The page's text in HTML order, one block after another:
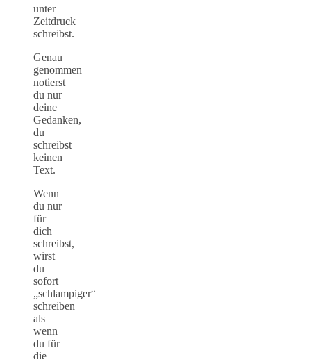
unter
Zeitdruck
schreibst.
Genau
genommen
notierst
du nur
deine
Gedanken,
du
schreibst
keinen
Text.
Wenn
du nur
für
dich
schreibst,
wirst
du
sofort
„schlampiger“
schreiben
als
wenn
du für
die